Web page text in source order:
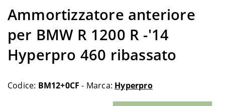
Ammortizzatore anteriore
per BMW R 1200 R -'14
Hyperpro 460 ribassato
Codice: BM12+0CF - Marca: Hyperpro